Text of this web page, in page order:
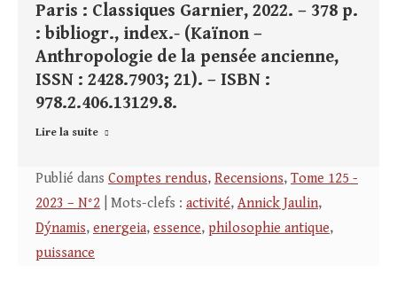
Paris : Classiques Garnier, 2022. – 378 p.
: bibliogr., index.- (Kaïnon –
Anthropologie de la pensée ancienne,
ISSN : 2428.7903; 21). – ISBN :
978.2.406.13129.8.
Lire la suite
Publié dans Comptes rendus, Recensions, Tome 125 -
2023 – N°2 | Mots-clefs : activité, Annick Jaulin,
Dýnamis, energeia, essence, philosophie antique,
puissance